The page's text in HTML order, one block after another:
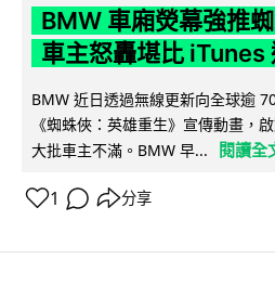
BMW 車廂熒幕強推
車主怒轟堪比 iTunes
BMW 近日透過無線更新向全球逾
《蜘蛛俠：英雄重生》宣傳動畫，
大批車主不滿。BMW 早...
閱讀全
1 分享